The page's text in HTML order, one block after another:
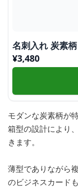
名刺入れ 炭素
¥3,480
モダンな炭素柄が
箱型の設計により
きます。
薄型でありながら
のビジネスカード